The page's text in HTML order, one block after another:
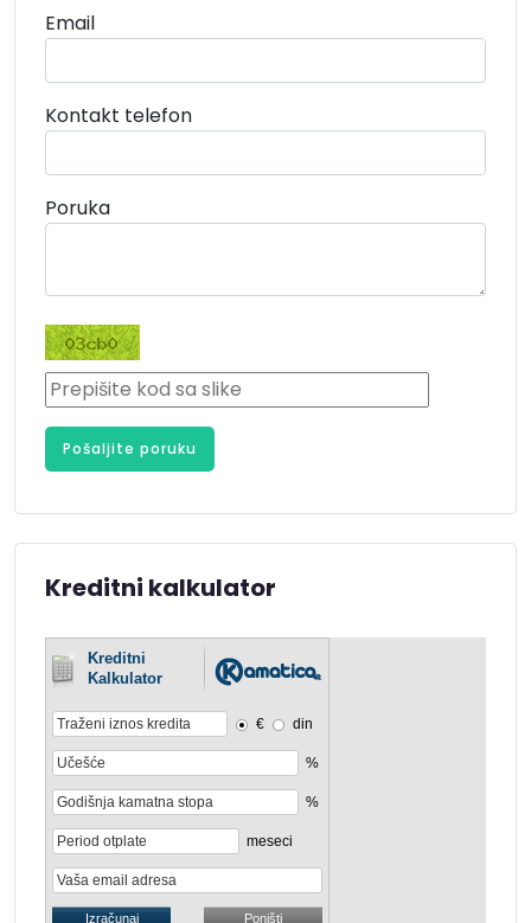
Email
Kontakt telefon
Poruka
Pošaljite poruku
Kreditni kalkulator